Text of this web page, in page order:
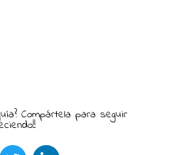
Compártela para seguir